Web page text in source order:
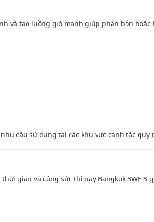
và tạo luồng gió mạnh giúp phân bón hoặc
cầu sử dụng tại các khu vực canh tác quy
gian và công sức thì nay Bangkok 3WF-3